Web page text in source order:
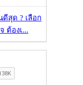
สุด ? เลือก
ต้องเ...